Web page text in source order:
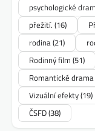
psychologické
přežití. (16)
rodina(21)
Rodinný film (51)
Romantické drama
Vizuální efekty(19)
ČSFD(38)